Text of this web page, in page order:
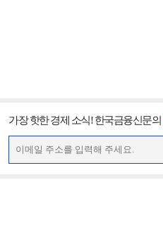
가장 핫한 경제 소식! 한국금융신문의